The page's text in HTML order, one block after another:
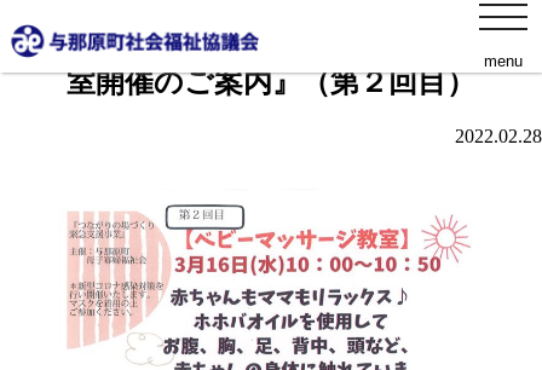
menu
『ベビーマッサージ教室・ベビーケア教
室開催のご案内』（第２回目）
2022.02.28